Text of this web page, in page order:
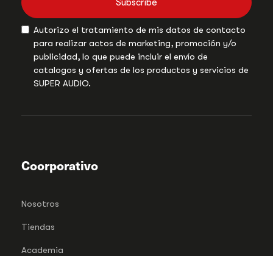
Autorizo el tratamiento de mis datos de contacto
para realizar actos de marketing, promoción y/o
publicidad, lo que puede incluir el envío de
catalogos y ofertas de los productos y servicios de
SUPER AUDIO.
Coorporativo
Nosotros
Tiendas
Academia